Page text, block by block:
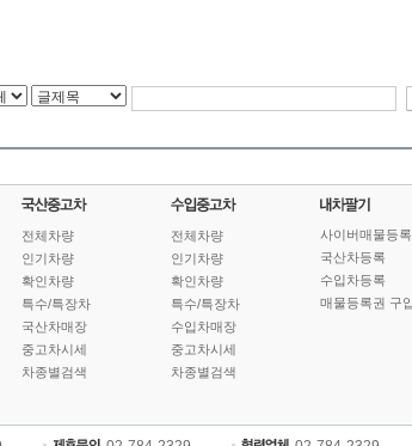
전체차량
인기차량
확인차량
특수/특장차
국산차매장
중고차시세
차종별검색
전체차량
인기차량
확인차량
특수/특장차
수입차매장
중고차시세
차종별검색
사이버매물등록
국산차등록
수입차등록
매물등록권 구